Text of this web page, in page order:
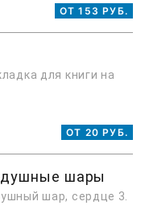
ОТ 153 РУБ.
для книги на
ОТ 20 РУБ.
шары
шар, сердце 3.